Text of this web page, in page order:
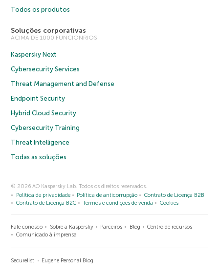
Todos os produtos
Soluções corporativas
ACIMA DE 1000 FUNCIONRIOS
Kaspersky Next
Cybersecurity Services
Threat Management and Defense
Endpoint Security
Hybrid Cloud Security
Cybersecurity Training
Threat Intelligence
Todas as soluções
© 2026 AO Kaspersky Lab. Todos os direitos reservados.
Política de privacidade
Política de anticorrupção
Contrato de Licença B2B
Contrato de Licença B2C
Termos e condições de venda Cookies
Fale conosco Sobre a Kaspersky Parceiros Blog
Centro de recursos
Comunicado à imprensa
Securelist Eugene Personal Blog